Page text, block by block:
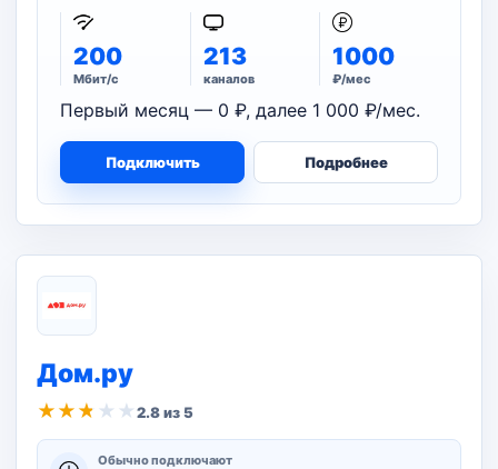
200
Мбит/с
213
каналов
1000
₽/мес
Первый месяц — 0 ₽, далее 1 000 ₽/мес.
Подключить Подробнее
Дом.ру
★ ★ ★ ★ ★2.8 из 5
Обычно подключают